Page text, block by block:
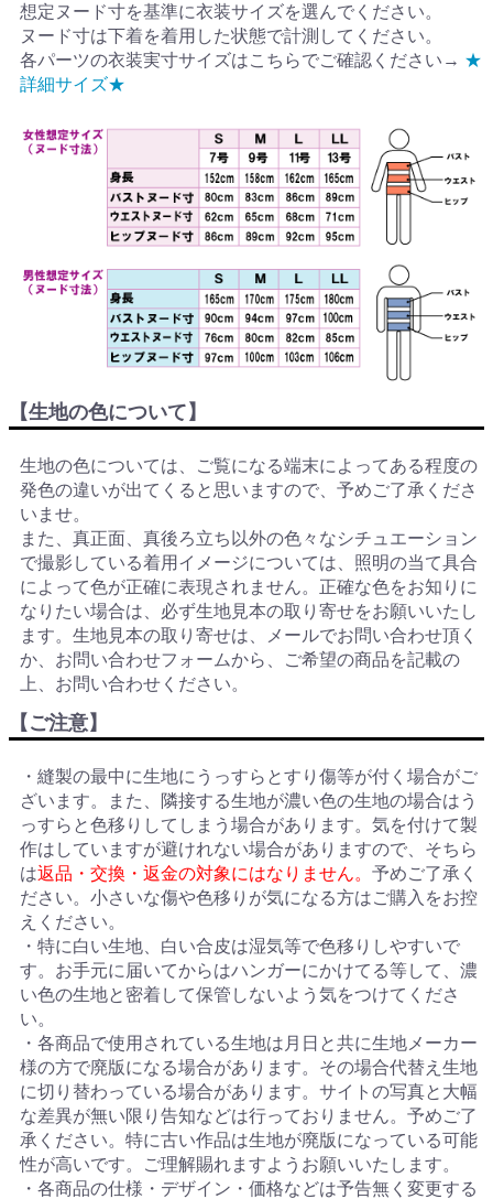
想定ヌード寸を基準に衣装サイズを選んでください。
ヌード寸は下着を着用した状態で計測してください。
各パーツの衣装実寸サイズはこちらでご確認ください→ ★
詳細サイズ★
【生地の色について】
生地の色については、ご覧になる端末によってある程度の
発色の違いが出てくると思いますので、予めご了承くださ
いませ。
また、真正面、真後ろ立ち以外の色々なシチュエーション
で撮影している着用イメージについては、照明の当て具合
によって色が正確に表現されません。正確な色をお知りに
なりたい場合は、必ず生地見本の取り寄せをお願いいたし
ます。生地見本の取り寄せは、メールでお問い合わせ頂く
か、お問い合わせフォームから、ご希望の商品を記載の
上、お問い合わせください。
【ご注意】
・縫製の最中に生地にうっすらとすり傷等が付く場合がご
ざいます。また、隣接する生地が濃い色の生地の場合はう
っすらと色移りしてしまう場合があります。気を付けて製
作はしていますが避けれない場合がありますので、そちら
は返品・交換・返金の対象にはなりません。 予めご了承く
ださい。小さいな傷や色移りが気になる方はご購入をお控
えください。
・特に白い生地、白い合皮は湿気等で色移りしやすいで
す。お手元に届いてからはハンガーにかけてる等して、濃
い色の生地と密着して保管しないよう気をつけてくださ
い。
・各商品で使用されている生地は月日と共に生地メーカー
様の方で廃版になる場合があります。その場合代替え生地
に切り替わっている場合があります。サイトの写真と大幅
な差異が無い限り告知などは行っておりません。予めご了
承ください。特に古い作品は生地が廃版になっている可能
性が高いです。ご理解賜れますようお願いいたします。
・各商品の仕様・デザイン・価格などは予告無く変更する